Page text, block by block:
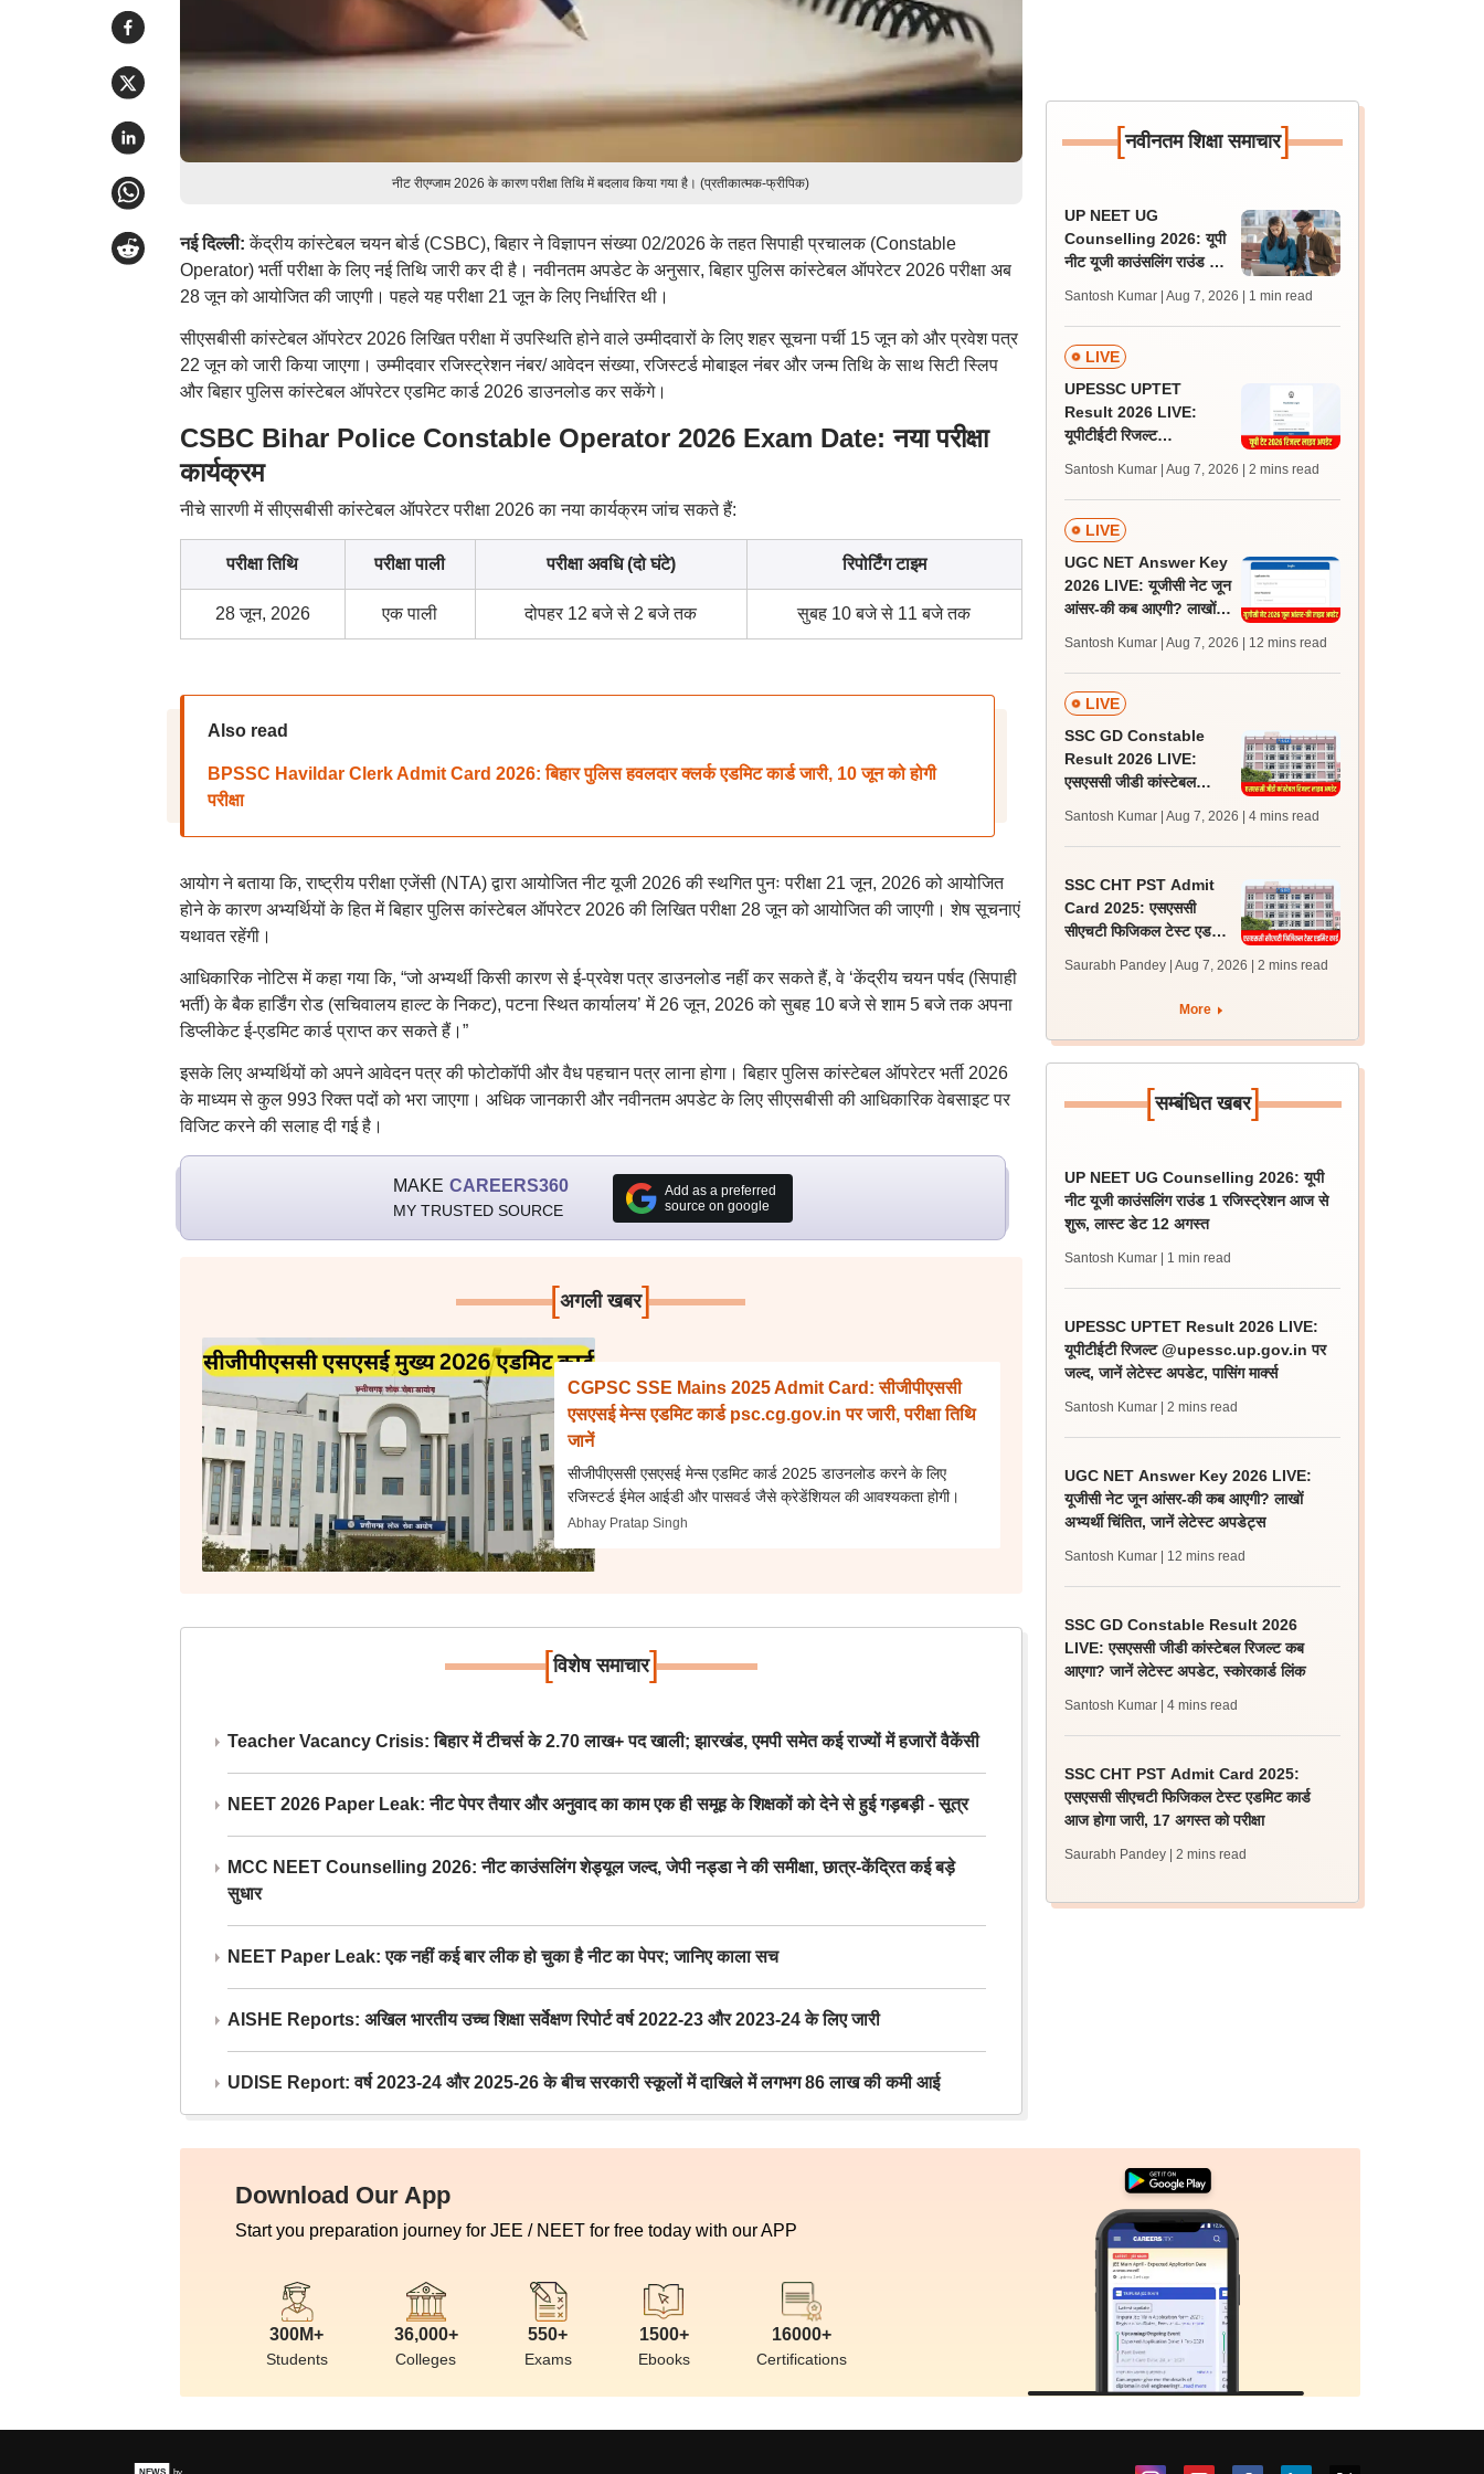
नीट रीएग्जाम 2026 के कारण परीक्षा तिथि में बदलाव किया गया है। (प्रतीकात्मक-फ्रीपिक)
नई दिल्ली:केंद्रीय कांस्टेबल चयन बोर्ड (CSBC), बिहार ने विज्ञापन संख्या 02/2026 के तहत सिपाही प्रचालक (Constable
Operator) भर्ती परीक्षा के लिए नई तिथि जारी कर दी है। नवीनतम अपडेट के अनुसार, बिहार पुलिस कांस्टेबल ऑपरेटर 2026 परीक्षा अब
28 जून को आयोजित की जाएगी। पहले यह परीक्षा 21 जून के लिए निर्धारित थी।
सीएसबीसी कांस्टेबल ऑपरेटर 2026 लिखित परीक्षा में उपस्थिति होने वाले उम्मीदवारों के लिए शहर सूचना पर्ची 15 जून को और प्रवेश पत्र
22 जून को जारी किया जाएगा। उम्मीदवार रजिस्ट्रेशन नंबर/ आवेदन संख्या, रजिस्टर्ड मोबाइल नंबर और जन्म तिथि के साथ सिटी स्लिप
और बिहार पुलिस कांस्टेबल ऑपरेटर एडमिट कार्ड 2026 डाउनलोड कर सकेंगे।
CSBC Bihar Police Constable Operator 2026 Exam Date: नया परीक्षा
कार्यक्रम
नीचे सारणी में सीएसबीसी कांस्टेबल ऑपरेटर परीक्षा 2026 का नया कार्यक्रम जांच सकते हैं:
परीक्षा तिथि परीक्षा पाली परीक्षा अवधि (दो घंटे) रिपोर्टिंग टाइम
28 जून, 2026 एक पाली दोपहर 12 बजे से 2 बजे तक सुबह 10 बजे से 11 बजे तक
Also read
BPSSC Havildar Clerk Admit Card 2026: बिहार पुलिस हवलदार क्लर्क एडमिट कार्ड जारी, 10 जून को होगी
परीक्षा
आयोग ने बताया कि, राष्ट्रीय परीक्षा एजेंसी (NTA) द्वारा आयोजित नीट यूजी 2026 की स्थगित पुनः परीक्षा 21 जून, 2026 को आयोजित
होने के कारण अभ्यर्थियों के हित में बिहार पुलिस कांस्टेबल ऑपरेटर 2026 की लिखित परीक्षा 28 जून को आयोजित की जाएगी। शेष सूचनाएं
यथावत रहेंगी।
आधिकारिक नोटिस में कहा गया कि, “जो अभ्यर्थी किसी कारण से ई-प्रवेश पत्र डाउनलोड नहीं कर सकते हैं, वे ‘केंद्रीय चयन पर्षद (सिपाही
भर्ती) के बैक हार्डिंग रोड (सचिवालय हाल्ट के निकट), पटना स्थित कार्यालय’ में 26 जून, 2026 को सुबह 10 बजे से शाम 5 बजे तक अपना
डिप्लीकेट ई-एडमिट कार्ड प्राप्त कर सकते हैं।”
इसके लिए अभ्यर्थियों को अपने आवेदन पत्र की फोटोकॉपी और वैध पहचान पत्र लाना होगा। बिहार पुलिस कांस्टेबल ऑपरेटर भर्ती 2026
के माध्यम से कुल 993 रिक्त पदों को भरा जाएगा। अधिक जानकारी और नवीनतम अपडेट के लिए सीएसबीसी की आधिकारिक वेबसाइट पर
विजिट करने की सलाह दी गई है।
MAKE CAREERS360
MY TRUSTED SOURCE
Add as a preferred
source on google
[अगली खबर]
CGPSC SSE Mains 2025 Admit Card: सीजीपीएससी
एसएसई मेन्स एडमिट कार्ड psc.cg.gov.in पर जारी, परीक्षा तिथि
जानें
सीजीपीएससी एसएसई मेन्स एडमिट कार्ड 2025 डाउनलोड करने के लिए
रजिस्टर्ड ईमेल आईडी और पासवर्ड जैसे क्रेडेंशियल की आवश्यकता होगी।
Abhay Pratap Singh
[विशेष समाचार]
Teacher Vacancy Crisis: बिहार में टीचर्स के 2.70 लाख+ पद खाली; झारखंड, एमपी समेत कई राज्यों में हजारों वैकेंसी
NEET 2026 Paper Leak: नीट पेपर तैयार और अनुवाद का काम एक ही समूह के शिक्षकों को देने से हुई गड़बड़ी - सूत्र
MCC NEET Counselling 2026: नीट काउंसलिंग शेड्यूल जल्द, जेपी नड्डा ने की समीक्षा, छात्र-केंद्रित कई बड़े
सुधार
NEET Paper Leak: एक नहीं कई बार लीक हो चुका है नीट का पेपर; जानिए काला सच
AISHE Reports: अखिल भारतीय उच्च शिक्षा सर्वेक्षण रिपोर्ट वर्ष 2022-23 और 2023-24 के लिए जारी
UDISE Report: वर्ष 2023-24 और 2025-26 के बीच सरकारी स्कूलों में दाखिले में लगभग 86 लाख की कमी आई
[नवीनतम शिक्षा समाचार]
UP NEET UG
Counselling 2026: यूपी
नीट यूजी काउंसलिंग राउंड 1
लास्ट डेट 12 अगस्त
Santosh Kumar | Aug 7, 2026 | 1 min read
LIVE
UPESSC UPTET
Result 2026 LIVE:
यूपीटीईटी रिजल्ट
जल्द, जानें लेटेस्ट अपडेट,
पासिंग मार्क्स
Santosh Kumar | Aug 7, 2026 | 2 mins read
LIVE
UGC NET Answer Key
2026 LIVE: यूजीसी नेट जून
आंसर-की कब आएगी? लाखों
Santosh Kumar | Aug 7, 2026 | 12 mins read
LIVE
SSC GD Constable
Result 2026 LIVE:
एसएससी जीडी कांस्टेबल
लेटेस्ट अपडेट, स्कोरकार्ड लिंक
Santosh Kumar | Aug 7, 2026 | 4 mins read
SSC CHT PST Admit
Card 2025: एसएससी
सीएचटी फिजिकल टेस्ट एडमिट
Saurabh Pandey | Aug 7, 2026 | 2 mins read
More
[सम्बंधित खबर]
UP NEET UG Counselling 2026: यूपी
नीट यूजी काउंसलिंग राउंड 1 रजिस्ट्रेशन आज से
शुरू, लास्ट डेट 12 अगस्त
Santosh Kumar | 1 min read
UPESSC UPTET Result 2026 LIVE:
यूपीटीईटी रिजल्ट @upessc.up.gov.in पर
जल्द, जानें लेटेस्ट अपडेट, पासिंग मार्क्स
Santosh Kumar | 2 mins read
UGC NET Answer Key 2026 LIVE:
यूजीसी नेट जून आंसर-की कब आएगी? लाखों
अभ्यर्थी चिंतित, जानें लेटेस्ट अपडेट्स
Santosh Kumar | 12 mins read
SSC GD Constable Result 2026
LIVE: एसएससी जीडी कांस्टेबल रिजल्ट कब
आएगा? जानें लेटेस्ट अपडेट, स्कोरकार्ड लिंक
Santosh Kumar | 4 mins read
SSC CHT PST Admit Card 2025:
एसएससी सीएचटी फिजिकल टेस्ट एडमिट कार्ड
आज होगा जारी, 17 अगस्त को परीक्षा
Saurabh Pandey | 2 mins read
Download Our App
Start you preparation journey for JEE / NEET for free today with our APP
300M+
Students
36,000+
Colleges
550+
Exams
1500+
Ebooks
16000+
Certifications